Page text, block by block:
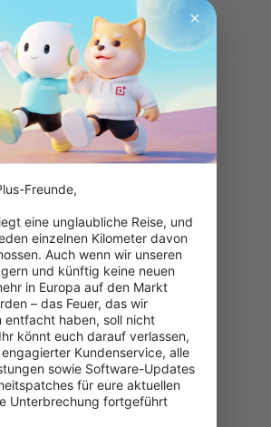
Freunde,
eine unglaubliche Reise, und
einzelnen Kilometer davon
Auch wenn wir unseren
und künftig keine neuen
in Europa auf den Markt
– das Feuer, das wir
entfacht haben, soll nicht
könnt euch darauf verlassen,
Kundenservice, alle
sowie Software-Updates
für eure aktuellen
Unterbrechung fortgeführt